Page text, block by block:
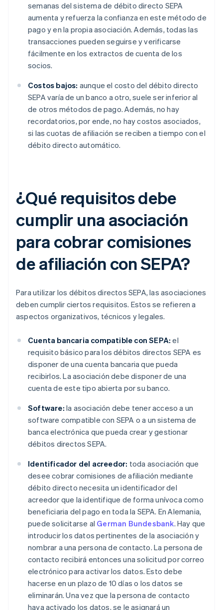
semanas del sistema de débito directo SEPA
aumenta y refuerza la confianza en este método de
pago y en la propia asociación. Además, todas las
transacciones pueden seguirse y verificarse
fácilmente en los extractos de cuenta de los
socios.
Costos bajos: aunque el costo del débito directo
SEPA varía de un banco a otro, suele ser inferior al
de otros métodos de pago. Además, no hay
recordatorios, por ende, no hay costos asociados,
si las cuotas de afiliación se reciben a tiempo con el
débito directo automático.
¿Qué requisitos debe
cumplir una asociación
para cobrar comisiones
de afiliación con SEPA?
Para utilizar los débitos directos SEPA, las asociaciones
deben cumplir ciertos requisitos. Estos se refieren a
aspectos organizativos, técnicos y legales.
Cuenta bancaria compatible con SEPA: el
requisito básico para los débitos directos SEPA es
disponer de una cuenta bancaria que pueda
recibirlos. La asociación debe disponer de una
cuenta de este tipo abierta por su banco.
Software: la asociación debe tener acceso a un
software compatible con SEPA o a un sistema de
banca electrónica que pueda crear y gestionar
débitos directos SEPA.
Identificador del acreedor: toda asociación que
desee cobrar comisiones de afiliación mediante
débito directo necesita un identificador del
acreedor que la identifique de forma unívoca como
beneficiaria del pago en toda la SEPA. En Alemania,
puede solicitarse al German Bundesbank. Hay que
introducir los datos pertinentes de la asociación y
nombrar a una persona de contacto. La persona de
contacto recibirá entonces una solicitud por correo
electrónico para activar los datos. Esto debe
hacerse en un plazo de 10 días o los datos se
eliminarán. Una vez que la persona de contacto
haya activado los datos, se le asignará un